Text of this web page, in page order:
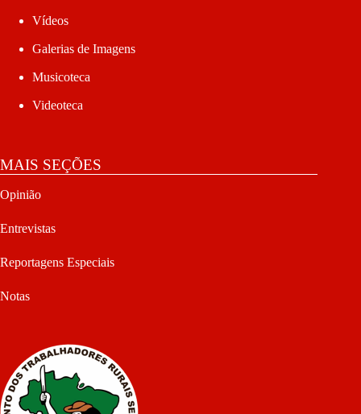
Vídeos
Galerias de Imagens
Musicoteca
Videoteca
MAIS SEÇÕES
Opinião
Entrevistas
Reportagens Especiais
Notas